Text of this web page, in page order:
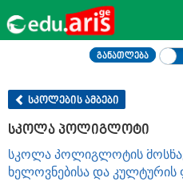
განათლება
სკოლების ამბები
სკოლა პოლიგლოტი
სკოლა პოლიგლოტის
ხელოვნებისა და კულტურის